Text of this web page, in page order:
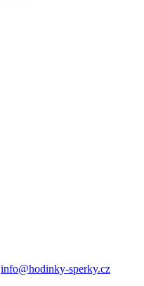
info@hodinky-sperky.cz